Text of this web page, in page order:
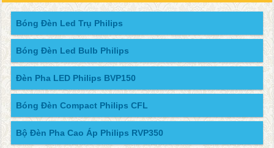
Bóng Đèn Led Trụ Philips
Bóng Đèn Led Bulb Philips
Đèn Pha LED Philips BVP150
Bóng Đèn Compact Philips CFL
Bộ Đèn Pha Cao Áp Philips RVP350